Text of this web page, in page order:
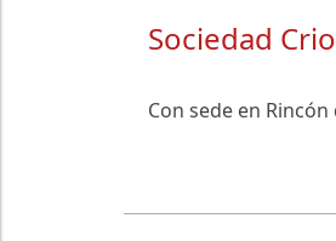
Sociedad
Con sede en